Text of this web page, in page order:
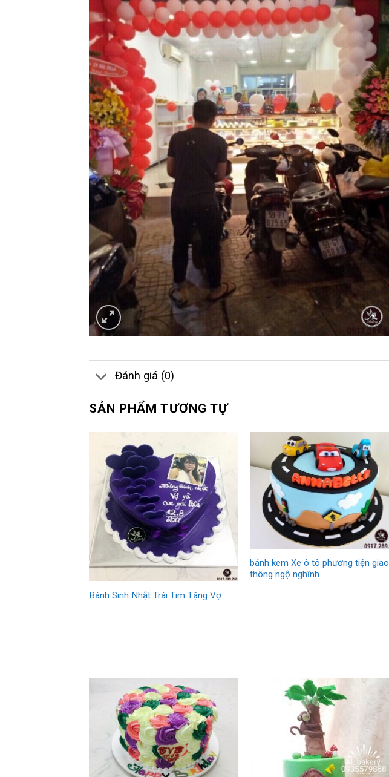
Đánh giá (0)
SẢN PHẨM TƯƠNG TỰ
Bánh Sinh Nhật Trái Tim Tặng Vợ
bánh kem Xe ô tô phương tiện giao
thông ngộ nghĩnh